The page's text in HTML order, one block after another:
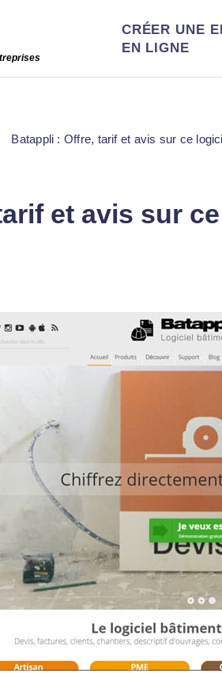
CRÉER UNE
EN LIGNE
et avis sur
Batappli : Offre, tarif et avis sur ce